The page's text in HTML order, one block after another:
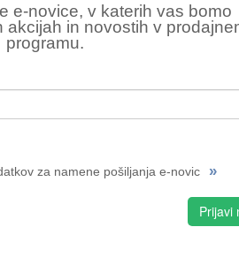
e-novice, v katerih vas bomo
akcijah in novostih v
programu.
za namene pošiljanja e-novic »
Prijavi
Šifra:
1.25